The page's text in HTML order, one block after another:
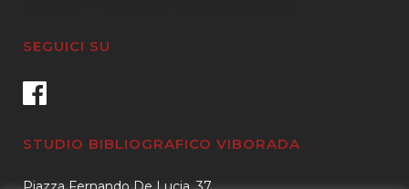
SEGUICI SU
STUDIO BIBLIOGRAFICO VIBORADA